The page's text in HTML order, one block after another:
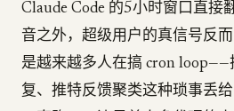
Claude Code 的5小时窗口直接
音之外，超级用户的真信号反
是越来越多人在搞 cron loop——
复、推特反馈聚类这种琐事丢